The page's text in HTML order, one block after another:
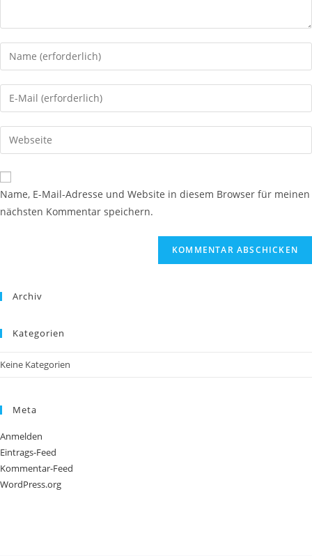
Gib
deinen
Namen
oder
zum
Kommentieren
ein
Gib
deine
E-
Mail-
zum
Kommentieren
ein
Gib
deine
Website-
URL
Name, E-Mail-Adresse und Website in diesem Browser für meinen
nächsten Kommentar speichern.
Archiv
Kategorien
Keine Kategorien
Meta
Anmelden
Eintrags-Feed
Kommentar-Feed
WordPress.org